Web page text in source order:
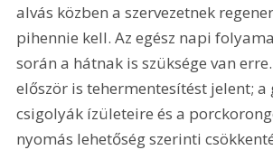
alvás közben a szervezetnek
pihennie kell. Az egész napi
során a hátnak is szüksége van
először is tehermentesítést jelent; a
csigolyák ízületeire és a
nyomás lehetőség szerinti